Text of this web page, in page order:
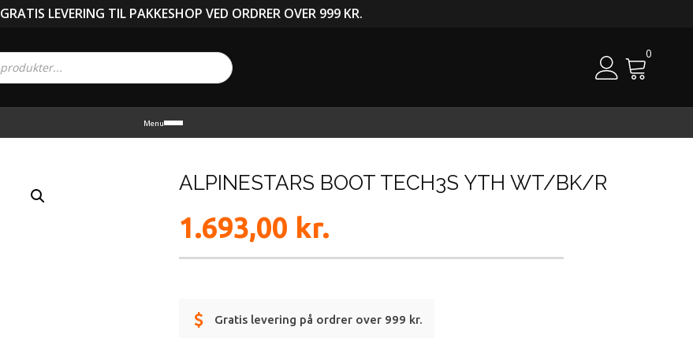
GRATIS LEVERING TIL PAKKESHOP VED ORDRER OVER 999 KR.
0
Menu
ALPINESTARS BOOT TECH3S YTH WT/BK/R
1.693,00 kr.
Gratis levering på ordrer over 999 kr.